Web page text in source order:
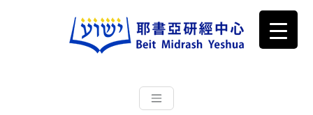
耶書亞研經中心
根源明白聖經，成為更好的門徒